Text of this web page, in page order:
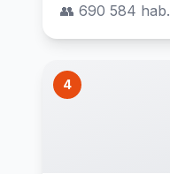
👥 690 584 hab.
4